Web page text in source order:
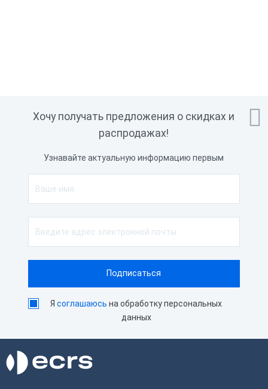

Хочу получать предложения о скидках и
распродажах!
Узнавайте актуальную информацию первым
Ясоглашаюсь на обработку персональных
данных